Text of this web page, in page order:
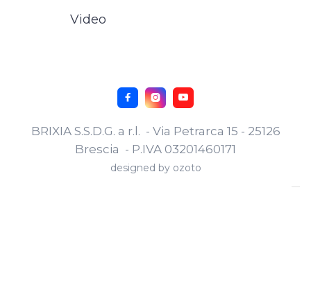
Video
BRIXIA S.S.D.G. a r.l. - Via Petrarca 15 - 25126
Brescia - P.IVA 03201460171
designed by ozoto
  